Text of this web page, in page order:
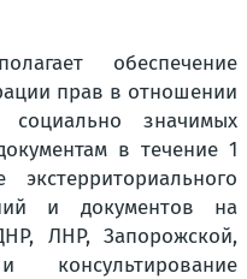
обеспечение
прав в отношении
значимых
в течение 1
и документов на
ЛНР, Запорожской,